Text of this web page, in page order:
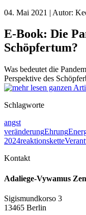
04. Mai 2021 | Autor:
E-Book: Die
Schöpfertum?
Was bedeutet die
Perspektive des
ganzen
Schlagworte
angst
veränderungEhrung
2024reaktionskette
Kontakt
Adaliege-Vywamus
Sigismundkorso 3
13465 Berlin